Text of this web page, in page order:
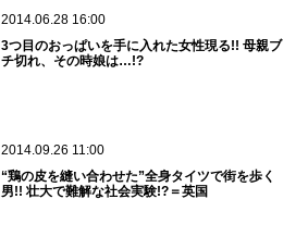
2014.06.28 16:00
3つ目のおっぱいを手に入れた女性現る!! 母親ブ
チ切れ、その時娘は…!?
2014.09.26 11:00
“鶏の皮を縫い合わせた”全身タイツで街を歩く
男!! 壮大で難解な社会実験!?＝英国